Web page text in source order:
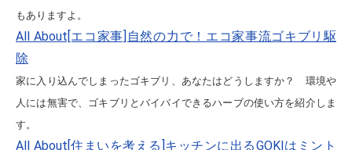
もありますよ。
All About[エコ家事]自然の力で！エコ家事流ゴキブリ駆
除
家に入り込んでしまったゴキブリ、あなたはどうしますか？ 環境や
人には無害で、ゴキブリとバイバイできるハーブの使い方を紹介しま
す。
All About[住まいを考える]キッチンに出るGOKIはミント